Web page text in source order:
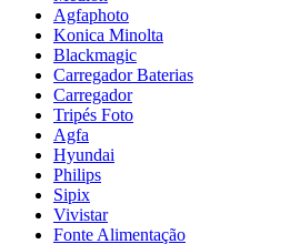
Agfaphoto
Konica Minolta
Blackmagic
Carregador Baterias
Carregador
Tripés Foto
Agfa
Hyundai
Philips
Sipix
Vivistar
Fonte Alimentação